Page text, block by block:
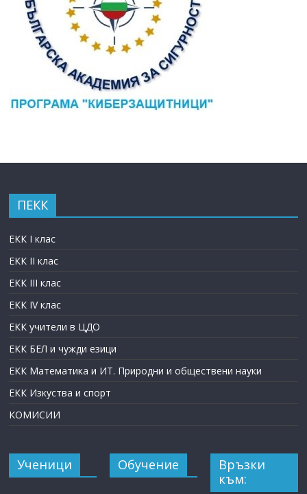
ПЕКК
ЕКК I клас
ЕКК II клас
ЕКК III клас
ЕКК IV клас
ЕКК учители в ЦДО
ЕКК БЕЛ и чужди езици
ЕКК Математика и ИТ. Природни и обществени науки
ЕКК Изкуства и спорт
КОМИСИИ
Ученици Обучение
Връзки
към: